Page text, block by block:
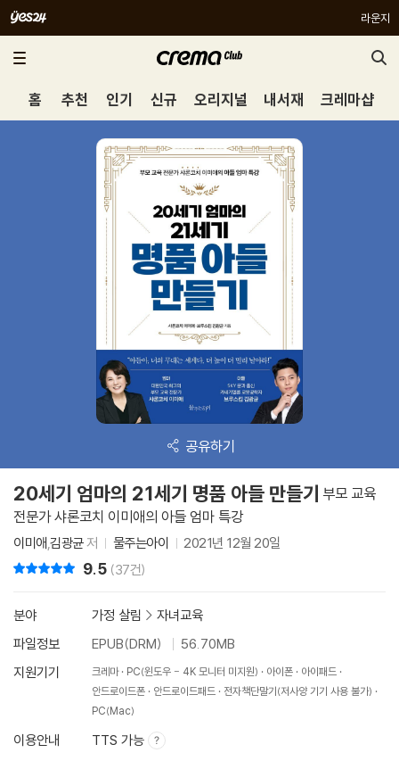
라운지
홈 추천 인기 신규 오리지널 내서재 크레마샵
공유하기
20세기 엄마의 21세기 명품 아들 만들기 부모 교육
전문가 샤론코치 이미애의 아들 엄마 특강
이미애,김광균저 물주는아이 2021년 12월 20일
9.5 (37건)
분야 가정 살림 > 자녀교육
파일정보
EPUB(DRM)
56.70MB
지원기기
크레마 PC(윈도우 - 4K 모니터 미지원) 아이폰
아이패드
안드로이드폰
안드로이드패드
전자책단말기(저사양 기기 사용 불가)
PC(Mac)
이용안내 TTS 가능